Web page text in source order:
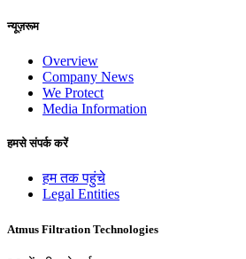
न्यूज़रूम
Overview
Company News
We Protect
Media Information
हमसे संपर्क करें
हम तक पहुंचे
Legal Entities
Atmus Filtration Technologies